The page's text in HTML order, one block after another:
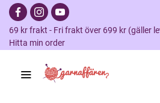
69 kr frakt - Fri frakt över 699 kr (gäller
Hitta min order